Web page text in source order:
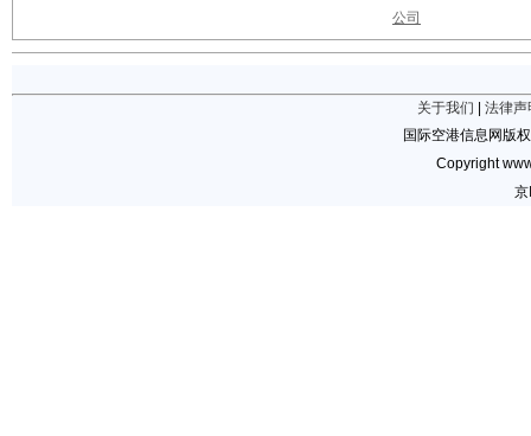
公司
关于我们
法律声
国际空港信息网版
Copyright